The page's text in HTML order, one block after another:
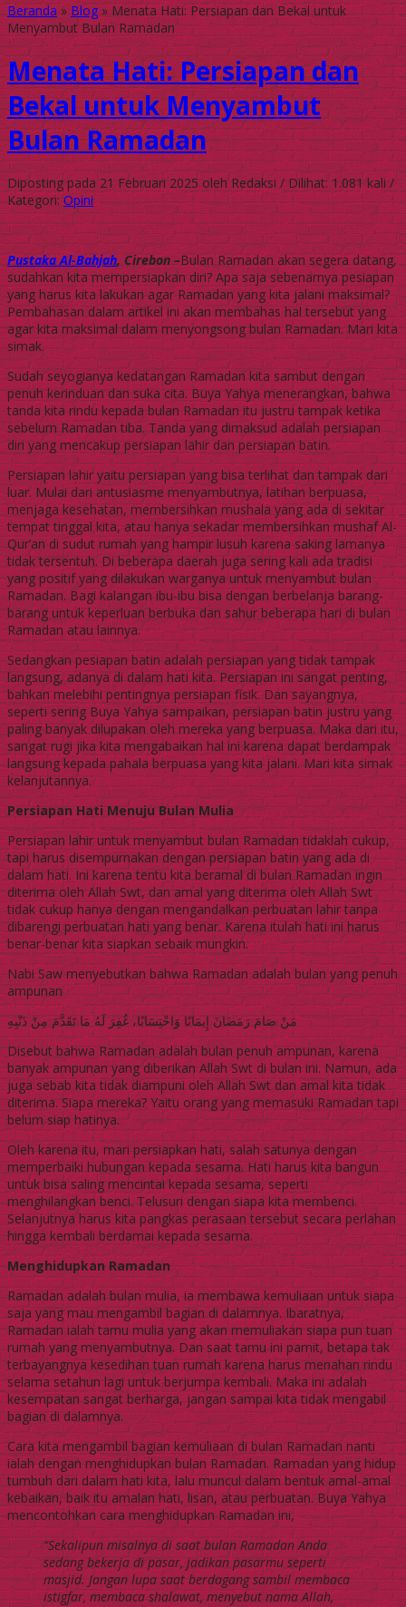
Beranda»Blog»Menata Hati: Persiapan dan Bekal untuk
Menyambut Bulan Ramadan
Menata Hati: Persiapan dan
Bekal untuk Menyambut
Bulan Ramadan
Diposting pada 21 Februari 2025 oleh Redaksi / Dilihat: 1.081 kali /
Kategori:Opini
Pustaka Al-Bahjah, Cirebon –Bulan Ramadan akan segera datang,
sudahkan kita mempersiapkan diri? Apa saja sebenarnya pesiapan
yang harus kita lakukan agar Ramadan yang kita jalani maksimal?
Pembahasan dalam artikel ini akan membahas hal tersebut yang
agar kita maksimal dalam menyongsong bulan Ramadan. Mari kita
simak.
Sudah seyogianya kedatangan Ramadan kita sambut dengan
penuh kerinduan dan suka cita. Buya Yahya menerangkan, bahwa
tanda kita rindu kepada bulan Ramadan itu justru tampak ketika
sebelum Ramadan tiba. Tanda yang dimaksud adalah persiapan
diri yang mencakup persiapan lahir dan persiapan batin.
Persiapan lahir yaitu persiapan yang bisa terlihat dan tampak dari
luar. Mulai dari antusiasme menyambutnya, latihan berpuasa,
menjaga kesehatan, membersihkan mushala yang ada di sekitar
tempat tinggal kita, atau hanya sekadar membersihkan mushaf Al-
Qur’an di sudut rumah yang hampir lusuh karena saking lamanya
tidak tersentuh. Di beberapa daerah juga sering kali ada tradisi
yang positif yang dilakukan warganya untuk menyambut bulan
Ramadan. Bagi kalangan ibu-ibu bisa dengan berbelanja barang-
barang untuk keperluan berbuka dan sahur beberapa hari di bulan
Ramadan atau lainnya.
Sedangkan pesiapan batin adalah persiapan yang tidak tampak
langsung, adanya di dalam hati kita. Persiapan ini sangat penting,
bahkan melebihi pentingnya persiapan fisik. Dan sayangnya,
seperti sering Buya Yahya sampaikan, persiapan batin justru yang
paling banyak dilupakan oleh mereka yang berpuasa. Maka dari itu,
sangat rugi jika kita mengabaikan hal ini karena dapat berdampak
langsung kepada pahala berpuasa yang kita jalani. Mari kita simak
kelanjutannya.
Persiapan Hati Menuju Bulan Mulia
Persiapan lahir untuk menyambut bulan Ramadan tidaklah cukup,
tapi harus disempurnakan dengan persiapan batin yang ada di
dalam hati. Ini karena tentu kita beramal di bulan Ramadan ingin
diterima oleh Allah Swt, dan amal yang diterima oleh Allah Swt
tidak cukup hanya dengan mengandalkan perbuatan lahir tanpa
dibarengi perbuatan hati yang benar. Karena itulah hati ini harus
benar-benar kita siapkan sebaik mungkin.
Nabi Saw menyebutkan bahwa Ramadan adalah bulan yang penuh
ampunan
مَنْ صَامَ رَمَضَانَ ‌إِيمَانًا وَاحْتِسَابًا، غُفِرَ لَهُ مَا تَقَدَّمَ مِنْ ذَنْبِهِ
Disebut bahwa Ramadan adalah bulan penuh ampunan, karena
banyak ampunan yang diberikan Allah Swt di bulan ini. Namun, ada
juga sebab kita tidak diampuni oleh Allah Swt dan amal kita tidak
diterima. Siapa mereka? Yaitu orang yang memasuki Ramadan tapi
belum siap hatinya.
Oleh karena itu, mari persiapkan hati, salah satunya dengan
memperbaiki hubungan kepada sesama. Hati harus kita bangun
untuk bisa saling mencintai kepada sesama, seperti
menghilangkan benci. Telusuri dengan siapa kita membenci.
Selanjutnya harus kita pangkas perasaan tersebut secara perlahan
hingga kembali berdamai kepada sesama.
Menghidupkan Ramadan
Ramadan adalah bulan mulia, ia membawa kemuliaan untuk siapa
saja yang mau mengambil bagian di dalamnya. Ibaratnya,
Ramadan ialah tamu mulia yang akan memuliakan siapa pun tuan
rumah yang menyambutnya. Dan saat tamu ini pamit, betapa tak
terbayangnya kesedihan tuan rumah karena harus menahan rindu
selama setahun lagi untuk berjumpa kembali. Maka ini adalah
kesempatan sangat berharga, jangan sampai kita tidak mengabil
bagian di dalamnya.
Cara kita mengambil bagian kemuliaan di bulan Ramadan nanti
ialah dengan menghidupkan bulan Ramadan. Ramadan yang hidup
tumbuh dari dalam hati kita, lalu muncul dalam bentuk amal-amal
kebaikan, baik itu amalan hati, lisan, atau perbuatan. Buya Yahya
mencontohkan cara menghidupkan Ramadan ini,
“Sekalipun misalnya di saat bulan Ramadan Anda
sedang bekerja di pasar, jadikan pasarmu seperti
masjid. Jangan lupa saat berdagang sambil membaca
istigfar, membaca shalawat, menyebut nama Allah,